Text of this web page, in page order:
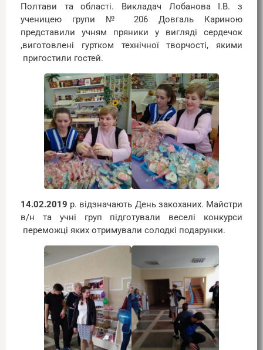
Полтави та області. Викладач Лобанова І.В. з
ученицею групи № 206 Довгаль Кариною
представили учням пряники у вигляді сердечок
,виготовлені гуртком технічної творчості, якими
пригостили гостей.
14.02.2019 р. відзначають День закоханих. Майстри
в/н та учні груп підготували веселі конкурси
переможці яких отримували солодкі подарунки.